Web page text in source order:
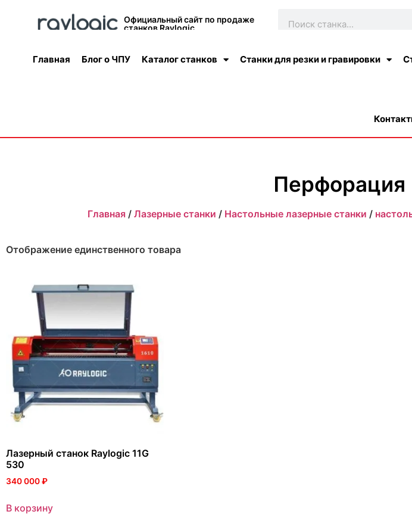
Официальный сайт по продаже
станков Raylogic
Главная Блог о ЧПУ Каталог станков Станки для резки и гравировки
Перфорация
Главная / Лазерные станки / Настольные лазерные станки /
Отображение единственного товара
Лазерный станок Raylogic 11G
530
340 000₽
В корзину